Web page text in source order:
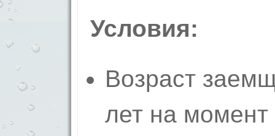
Условия:
Возраст
лет на момент